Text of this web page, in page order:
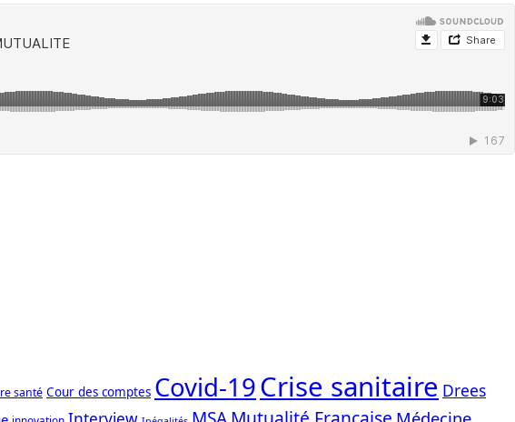
santé Cour des comptes Covid-19Crise sanitaire Drees